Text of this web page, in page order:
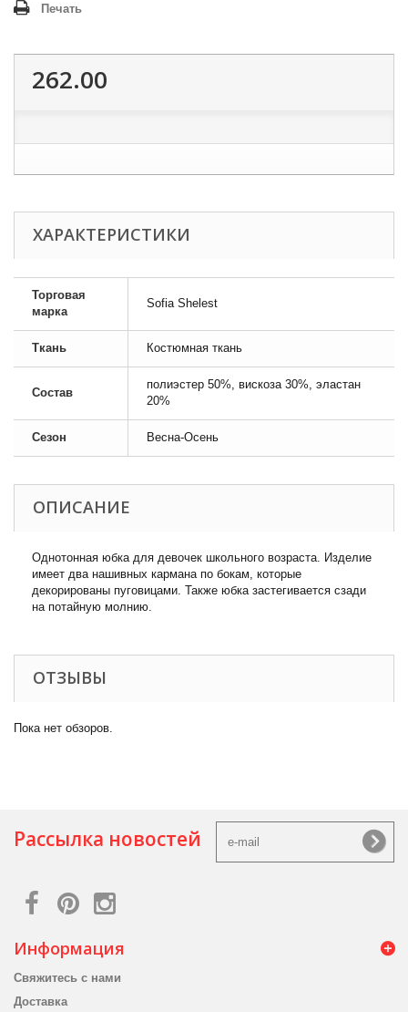
Печать
262.00
ХАРАКТЕРИСТИКИ
Торговая
марка
Sofia Shelest
Ткань Костюмная ткань
Состав
полиэстер 50%, вискоза 30%, эластан
20%
Сезон Весна-Осень
ОПИСАНИЕ
Однотонная юбка для девочек школьного возраста. Изделие
имеет два нашивных кармана по бокам, которые
декорированы пуговицами. Также юбка застегивается сзади
на потайную молнию.
ОТЗЫВЫ
Пока нет обзоров.
Рассылка новостей
Информация
Свяжитесь с нами
Доставка